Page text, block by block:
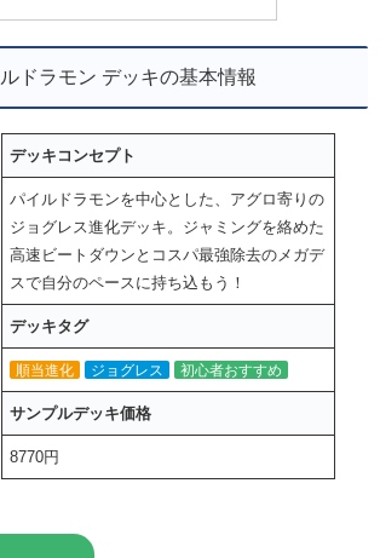
ドラモン デッキの基本情報
デッキコンセプト
パイルドラモンを中心とした、アグロ寄りの
ジョグレス進化デッキ。ジャミングを絡めた
高速ビートダウンとコスパ最強除去のメガデ
スで自分のペースに持ち込もう！
デッキタグ
順当進化 ジョグレス 初心者おすすめ
サンプルデッキ価格
8770円